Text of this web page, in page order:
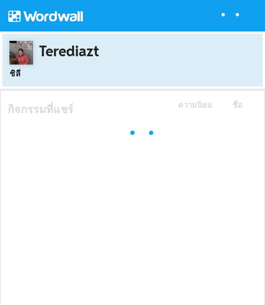
Terediazt
ชิลี
ความนิยม ชื่อ
กิจกรรมที่แชร์